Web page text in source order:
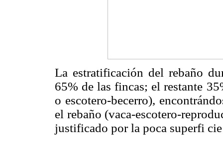
La estratificación del rebaño
65% de las fincas; el restante
o escotero-becerro),
el rebaño (vaca-escotero-
justificado por la poca superfi